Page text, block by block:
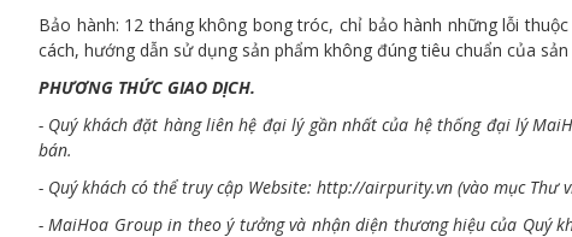
Bảo hành: 12 tháng không bong tróc, chỉ bảo hành những lỗi
cách, hướng dẫn sử dụng sản phẩm không đúng tiêu chuẩn của
PHƯƠNG THỨC GIAO DỊCH.
- Quý khách đặt hàng liên hệ đại lý gần nhất của hệ thống đại lý
bán.
- Quý khách có thể truy cập Website: http://airpurity.vn (vào mục Thư
- MaiHoa Group in theo ý tưởng và nhận diện thương hiệu của Quý